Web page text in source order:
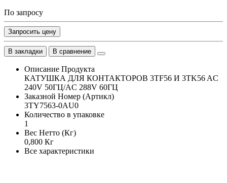
По запросу
Запросить цену
В закладки В сравнение
Описание Продукта
КАТУШКА ДЛЯ КОНТАКТОРОВ 3TF56 И 3TK56 AC
240V 50ГЦ/AC 288V 60ГЦ
Заказной Номер (Артикл)
3TY7563-0AU0
Количество в упаковке
1
Вес Нетто (Кг)
0,800 Кг
Все характеристики